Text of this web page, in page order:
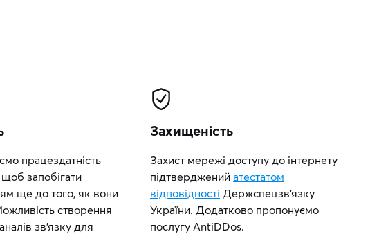
працездатність
запобігати
ще до того, як вони
створення
зв’язку для
Захищеність
Захист мережі доступу до інтернету
підтверджений атестатом
відповідності Держспецзв’язку
України. Додатково пропонуємо
послугу AntiDDos.